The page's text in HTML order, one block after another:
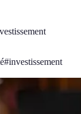
#investissement